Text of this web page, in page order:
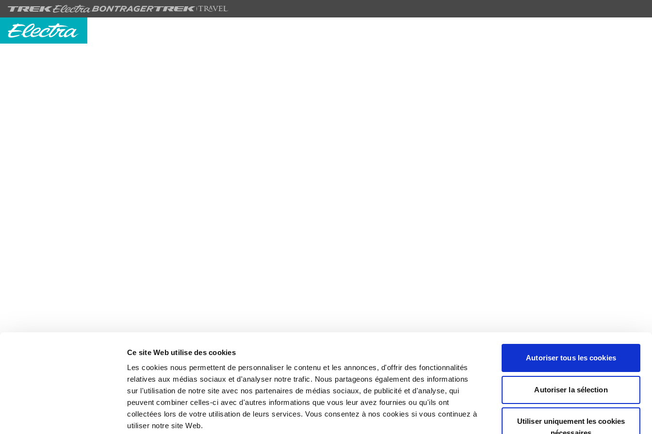
Ce site Web utilise des cookies
Les cookies nous permettent de personnaliser le contenu et les annonces, d'offrir des fonctionnalités
relatives aux médias sociaux et d'analyser notre trafic. Nous partageons également des informations
sur l'utilisation de notre site avec nos partenaires de médias sociaux, de publicité et d'analyse, qui
peuvent combiner celles-ci avec d'autres informations que vous leur avez fournies ou qu'ils ont
collectées lors de votre utilisation de leurs services. Vous consentez à nos cookies si vous continuez à
utiliser notre site Web.
Autoriser tous les cookies
Autoriser la sélection
Utiliser uniquement les cookies